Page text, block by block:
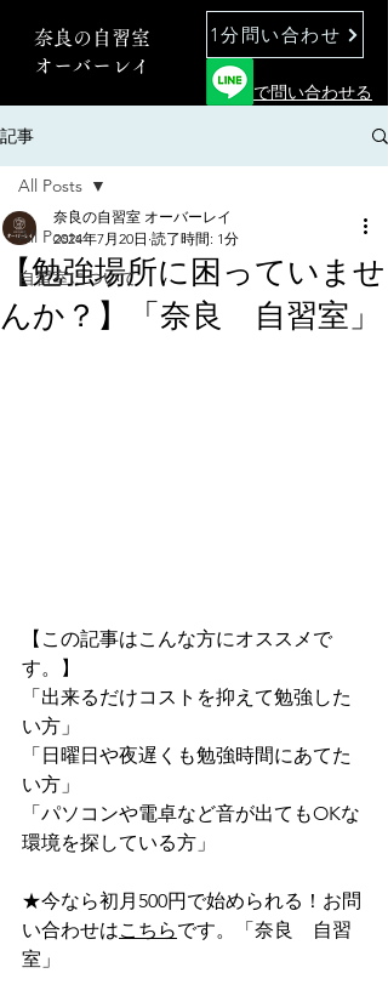
奈良の自習室
オーバーレイ
1分問い合わせ
で問い合わせる
記事
All Posts
自習室について
All Posts
【勉強場所に困っていませ
んか？】「奈良 自習室」
奈良の自習室 オーバーレイ
2024年7月20日 読了時間: 1分
【この記事はこんな方にオススメで
す。】
「出来るだけコストを抑えて勉強した
い方」
「日曜日や夜遅くも勉強時間にあてた
い方」
「パソコンや電卓など音が出てもOKな
環境を探している方」
★今なら初月500円で始められる！お問
い合わせはこちらです。「奈良　自習
室」